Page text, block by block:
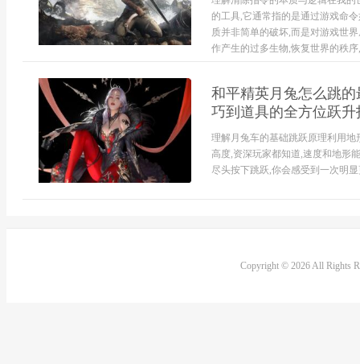
的工具,它通常指的是通过游戏命
质并非简单的破坏,而是对游戏世
作产生的过多生物,恢复世界的秩
和平精英月兔怎么跳
巧到道具的全方位跃升
理解月兔车的基础跳跃原理利用
高度,资深玩家都知道,速度和地形
尽头按下跳跃,你会感受到一次明
Copyright © 2026 All Rights